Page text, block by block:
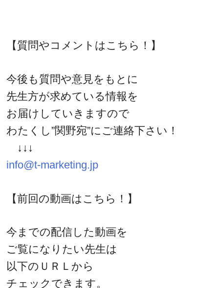
【質問やコメントはこちら！】
今後も質問や意見をもとに
先生方が求めている情報を
お届けしていきますので
わたくし”関野宛”にご連絡下さい！
↓↓↓
info@t-marketing.jp
【前回の動画はこちら！】
今までの配信した動画を
ご覧になりたい先生は
以下のＵＲＬから
チェックできます。